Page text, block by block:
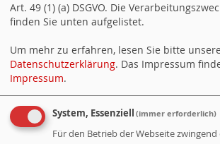
Newsticker (RSS)
Newsticker (Atom)
Termine (Atom + Gdata)
Termine (iCalendar)
Art. 49 (1) (a) DSGVO. Die
finden Sie unten aufgelistet.
Um mehr zu erfahren, lesen Sie bitte unsere
Datenschutzerklärung. Das Impressum
Impressum.
System, Essenziell (immer erforderlich)
Für den Betrieb der Webseite